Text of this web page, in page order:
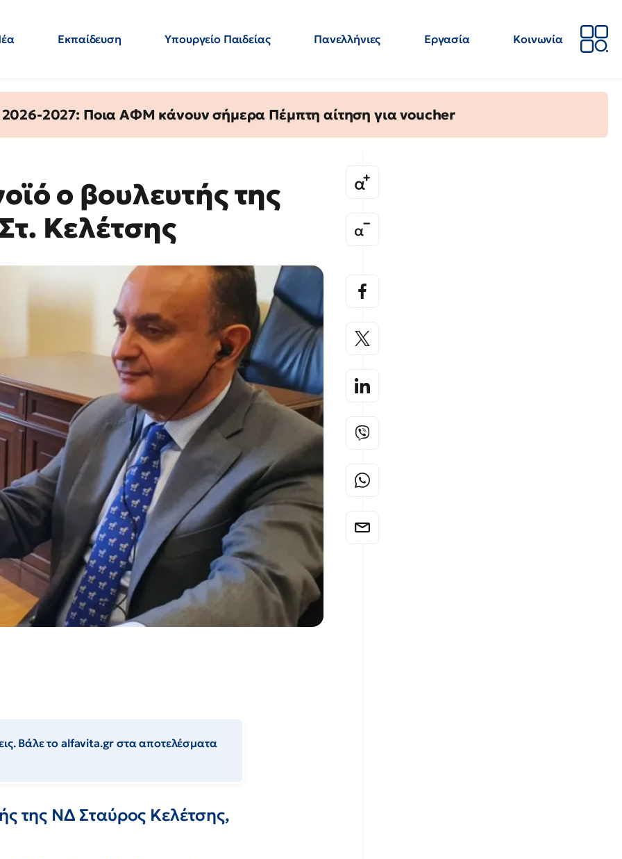
Εκπαίδευση Υπουργείο Παιδείας Πανελλήνιες Εργασία
Κοινωνία
2026-2027: Ποια ΑΦΜ κάνουν σήμερα Πέμπτη αίτηση για voucher
ο βουλευτής της
Κελέτσης
Βάλε το alfavita.gr στα αποτελέσματα
της ΝΔ Σταύρος Κελέτσης,